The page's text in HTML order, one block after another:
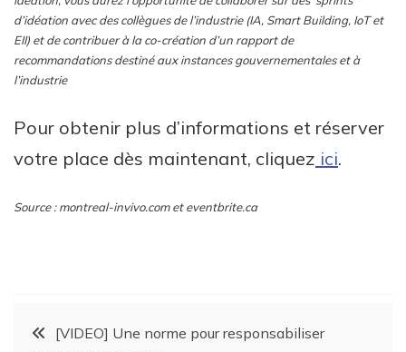
d’idéation avec des collègues de l’industrie (IA, Smart Building, IoT et
EII) et de contribuer à la co-création d’un rapport de
recommandations destiné aux instances gouvernementales et à
l’industrie
Pour obtenir plus d’informations et réserver
votre place dès maintenant, cliquez ici.
Source : montreal-invivo.com et eventbrite.ca
[VIDEO] Une norme pour responsabiliser